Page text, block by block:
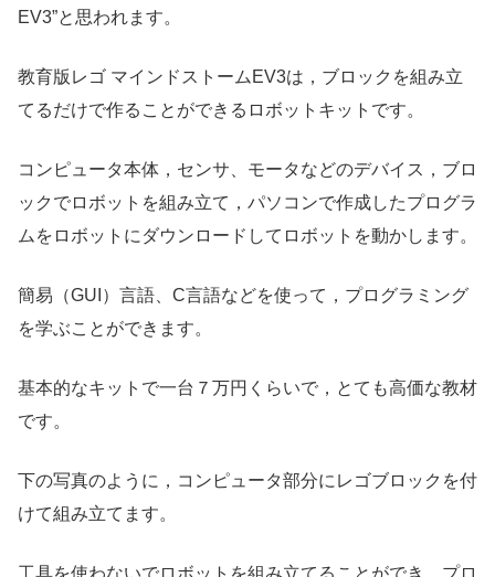
EV3”と思われます。
教育版レゴ マインドストームEV3は，ブロックを組み立
てるだけで作ることができるロボットキットです。
コンピュータ本体，センサ、モータなどのデバイス，ブロ
ックでロボットを組み立て，パソコンで作成したプログラ
ムをロボットにダウンロードしてロボットを動かします。
簡易（GUI）言語、C言語などを使って，プログラミング
を学ぶことができます。
基本的なキットで一台７万円くらいで，とても高価な教材
です。
下の写真のように，コンピュータ部分にレゴブロックを付
けて組み立てます。
工具を使わないでロボットを組み立てることができ，プロ